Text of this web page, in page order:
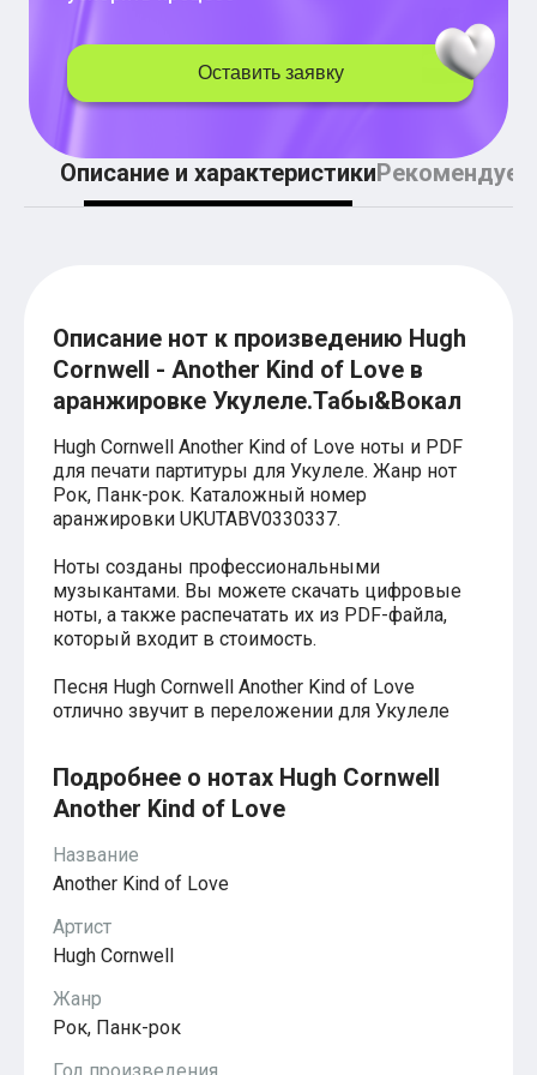
Легкие аккорды (простые песни)
Аккорды со словами (вокал)
BEARWOLF
Мари Краймбрери
Комната культуры
XOLIDAYBOY
Сергей Лазарев
Анжелика Варум
Алексей Чумаков
Леонид Агутин
Тематические
Из фильмов
Аватар: Путь воды
Титаник
Гарри Поттер
Хатико
Реквием по мечте
Пираты Карибского моря
Сумерки
Величайший шоумен
Звездные войны
Ла ла Ленд
Ромео и Джульетта (1968)
Аладдин (2019)
Король лев (2019)
Властелин колец: Братство Кольца
Гордость и предубеждение
Времена года - Вивальди
Времена года - Чайковский
Сонаты Бетховена
Ноты для вальса
Из мультфильмов
Король лев
Холодное сердце
Оставить заявку
Описание и характеристикиРекомендуем
Описание нот к произведению Hugh
Cornwell - Another Kind of Love в
аранжировке Укулеле.Табы&Вокал
Hugh Cornwell Another Kind of Love ноты и PDF
для печати партитуры для Укулеле. Жанр нот
Рок, Панк-рок. Каталожный номер
аранжировки UKUTABV0330337.
Ноты созданы профессиональными
музыкантами. Вы можете скачать цифровые
ноты, а также распечатать их из PDF-файла,
который входит в стоимость.
Песня Hugh Cornwell Another Kind of Love
отлично звучит в переложении для Укулеле
Подробнее о нотах Hugh Cornwell
Another Kind of Love
Название
Another Kind of Love
Артист
Hugh Cornwell
Жанр
Рок, Панк-рок